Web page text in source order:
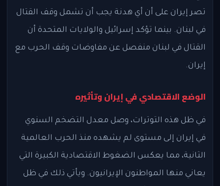
تصر إيران على أن أي هدنة يجب أن تشمل وقف القتال
في لبنان. بينما تؤكد إسرائيل والولايات المتحدة أن
القتال في لبنان منفصل عن مفاوضات وقف الحرب مع
إيران.
الوضع الاقتصادي في إيران وتأثيره
في ظل هذه التوترات، وصل معدل التضخم السنوي
في إيران إلى مستوى لم يشهده منذ الحرب العالمية
الثانية، مما يعكس الضغوط الاقتصادية الكبيرة التي
يعاني منها المواطنون الإيرانيون. ويأتي ذلك في ظل